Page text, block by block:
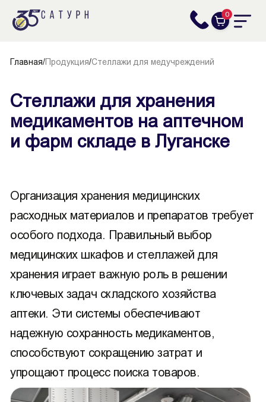
0
Главная/Продукция/Стеллажи для медучреждений
Стеллажи для хранения
медикаментов на аптечном
и фарм складе в Луганске
Организация хранения медицинских
расходных материалов и препаратов требует
особого подхода. Правильный выбор
медицинских шкафов и стеллажей для
хранения играет важную роль в решении
ключевых задач складского хозяйства
аптеки. Эти системы обеспечивают
надежную сохранность медикаментов,
способствуют сокращению затрат и
упрощают процесс поиска товаров.